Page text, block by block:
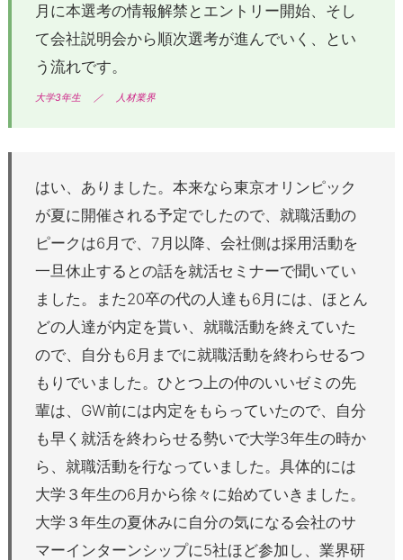
月に本選考の情報解禁とエントリー開始、そし
て会社説明会から順次選考が進んでいく、とい
う流れです。
大学3年生 ／ 人材業界
はい、ありました。本来なら東京オリンピック
が夏に開催される予定でしたので、就職活動の
ピークは6月で、7月以降、会社側は採用活動を
一旦休止するとの話を就活セミナーで聞いてい
ました。また20卒の代の人達も6月には、ほとん
どの人達が内定を貰い、就職活動を終えていた
ので、自分も6月までに就職活動を終わらせるつ
もりでいました。ひとつ上の仲のいいゼミの先
輩は、GW前には内定をもらっていたので、自分
も早く就活を終わらせる勢いで大学3年生の時か
ら、就職活動を行なっていました。具体的には
大学３年生の6月から徐々に始めていきました。
大学３年生の夏休みに自分の気になる会社のサ
マーインターンシップに5社ほど参加し、業界研